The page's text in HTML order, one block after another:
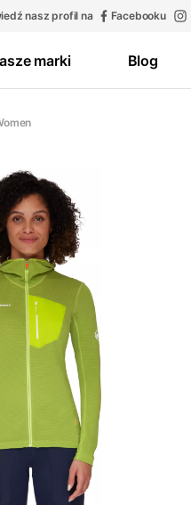
nasz profil na Facebooku
marki Blog